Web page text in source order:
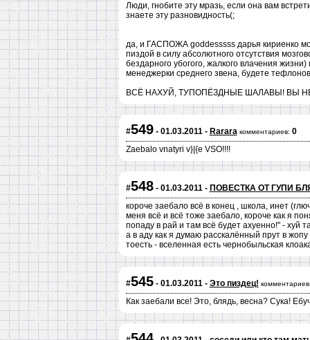
Люди, гнобите эту мразь, если она вам
знаете эту разновидность(;
да, и ГАСПОЖА goddesssss дарья кириенко
пиздой в силу абсолютного отсутствия
бездарного убогого, жалкого влачения
менеджерки среднего звена, будете
ВСЁ НАХУЙ, ТУПОПЁЗДНЫЕ ШАЛАВЫ! ВЫ
#549- 01.03.2011 - Rarara комментариев: 0
Zaebalo vnatyri v}|{e VSO!!!!
#548- 01.03.2011 - ПОВЕСТКА ОТ ГУПИ
короче заебало всё в конец , школа, инет
меня всё и всё тоже заебало, короче как я
попаду в рай и там всё будет ахуенно!" - хуй
а в аду как я думаю расскалённый прут в жопу
тоесть - вселенная есть чернобыльская
#545- 01.03.2011 - Это пиздец!
Как заебали все! Это, блядь, весна? Сука!